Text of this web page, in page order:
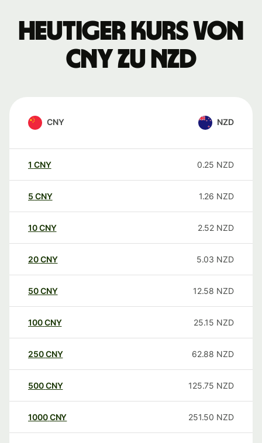
Heutiger Kurs von
CNY zu NZD
CNY NZD
1 CNY 0.25 NZD
5 CNY 1.26 NZD
10CNY 2.52 NZD
20CNY 5.03 NZD
50CNY 12.58 NZD
100CNY 25.15 NZD
250CNY 62.88 NZD
500CNY 125.75 NZD
1000CNY 251.50 NZD